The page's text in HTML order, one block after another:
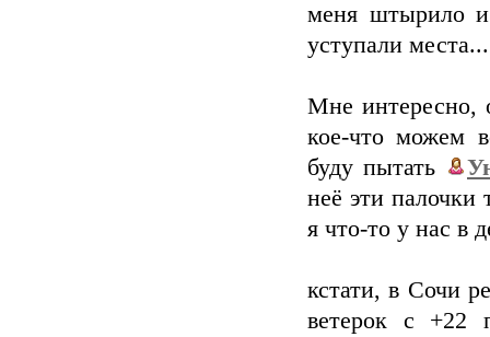
меня штырило
уступали места...
Мне интересно,
кое-что можем
буду пытать
неё эти
я что-то у нас в
кстати, в Сочи
ветерок с +22